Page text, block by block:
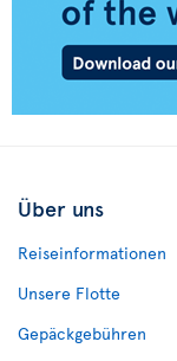
Über uns
Reiseinformationen
Unsere Flotte
Gepäckgebühren